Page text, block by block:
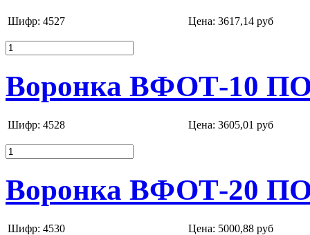
Шифр: 4527 Цена: 3617,14 руб
Воронка ВФОТ-10
Шифр: 4528 Цена: 3605,01 руб
Воронка ВФОТ-20
Шифр: 4530 Цена: 5000,88 руб